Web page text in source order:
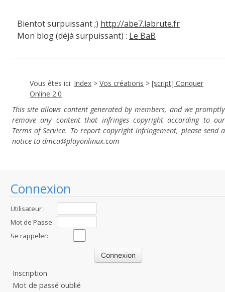
Connexion
Utilisateur :
Mot de Passe
:Se rappeler:
Inscription
Mot de passé oublié
Bientot surpuissant ;) http://abe7.labrute.fr
Mon blog (déjà surpuissant) : Le BaB
Vous êtes ici: Index > Vos créations > [script] Conquer
Online 2.0
This site allows content generated by members, and we promptly
remove any content that infringes copyright according to our
Terms of Service. To report copyright infringement, please send a
notice to dmca@playonlinux.com